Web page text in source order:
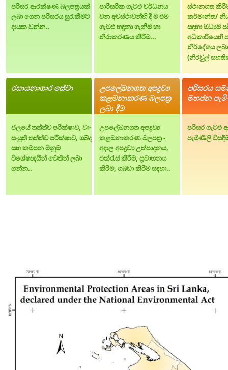
පරිසර ආරක්ෂණ බලපත්‍රයක්
ලබා ගෙන පරිසරය සුරැකීමට
දායක වන්න..
පාරිසරික ගැටළු වර්ධනය
වන අවස්ථාවන්හි දී ම එම
ගැටළු හඳුනා ගැනීම හා
නිරාකරණය කිරීම...
ස්ථානගත
කර්මාන්ත/
සඳහා මධ්‍යම
අධිකාරියෙහි
නිර්දේශය
(නිරවුල්
රසායනාගාර සේවා
ජලයේ තත්ත්ව පරීක්ෂාව, වා-
සංයුති තත්ත්ව පරීක්ෂාව, ශබ්ද
සහ කම්පන මිනුම්
විශේෂඥයින් වෙතින් ලබා
ගන්න..
උපලේඛනගත අපද්‍රව්‍ය
කළමනාකරණ බලපත්‍ර
ලබා දීම
උපලේඛනගත අපද්‍රව්‍ය
කළමනාකරණ බලපත්‍ර -
අදාල අපද්‍රව්‍ය උත්පාදනය,
එක්රැස් කිරීම, ප්‍රවාහනය
කිරිම, ගබඩා කිරීම සඳහා..
පරිසරය
මහජන
පරිසර ගැටළු
පැමිණිලි